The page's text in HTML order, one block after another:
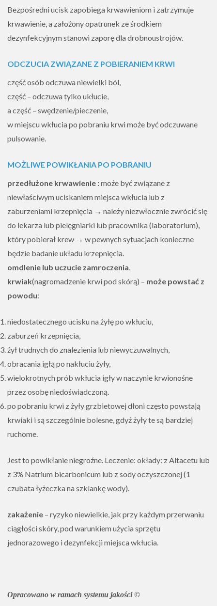
Bezpośredni ucisk zapobiega krwawieniom i zatrzymuje
krwawienie, a założonyopatrunek ze środkiem
dezynfekcyjnym stanowi zaporę dla drobnoustrojów.
ODCZUCIA ZWIĄZANE Z POBIERANIEM KRWI
część osób odczuwa niewielki ból,
część – odczuwa tylko ukłucie,
a część – swędzenie/pieczenie,
w miejscu wkłucia po pobraniu krwi może być odczuwane
pulsowanie.
MOŻLIWE POWIKŁANIA PO POBRANIU
przedłużone krwawienie :może być związane z
niewłaściwym uciskaniem miejsca wkłucia lub z
zaburzeniami krzepnięcia → należy niezwłocznie zwrócić się
do lekarza lub pielęgniarki lub pracownika (laboratorium),
który pobierał krew → w pewnych sytuacjach konieczne
będzie badanie układu krzepnięcia.
omdlenie lub uczucie zamroczenia,
krwiak(nagromadzenie krwi pod skórą) – może powstać z
powodu:
niedostatecznego ucisku na żyłę po wkłuciu,
zaburzeń krzepnięcia,
żył trudnych do znalezienia lub niewyczuwalnych,
obracania igłą po nakłuciu żyły,
wielokrotnych prób wkłucia igły w naczynie krwionośne
przez osobę niedoświadczoną.
po pobraniu krwi z żyły grzbietowej dłoni często powstają
krwiaki i są szczególnie bolesne, gdyż żyły te są bardziej
ruchome.
Jest to powikłanie niegroźne. Leczenie: okłady: z Altacetu lub
z 3% Natrium bicarbonicum lub z sody oczyszczonej (1
czubata łyżeczka na szklankę wody).
zakażenie – ryzyko niewielkie, jak przy każdym przerwaniu
ciągłości skóry, pod warunkiem użycia sprzętu
jednorazowego i dezynfekcji miejsca wkłucia.
Opracowano w ramach systemu jakości©